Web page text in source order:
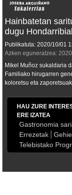
Hainbatetan
dugu
Publikatuta: 2020/10/01
Azken eguneratzea:
Mikel Muñoz sukaldaria
Familiako hirugarren
koloretsu eta
HAU ZURE
ERE IZATEA
Gastronomia
Errezetak
Telebistako